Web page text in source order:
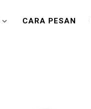
CARA PESAN